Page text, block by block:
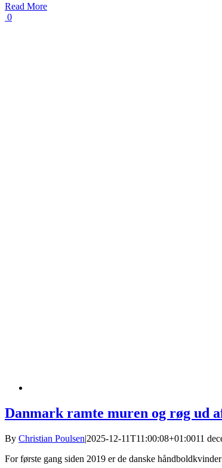
Read More
0
Danmark ramte muren og røg ud
By Christian Poulsen|2025-12-11T11:00:08+01:0011
For første gang siden 2019 er de danske